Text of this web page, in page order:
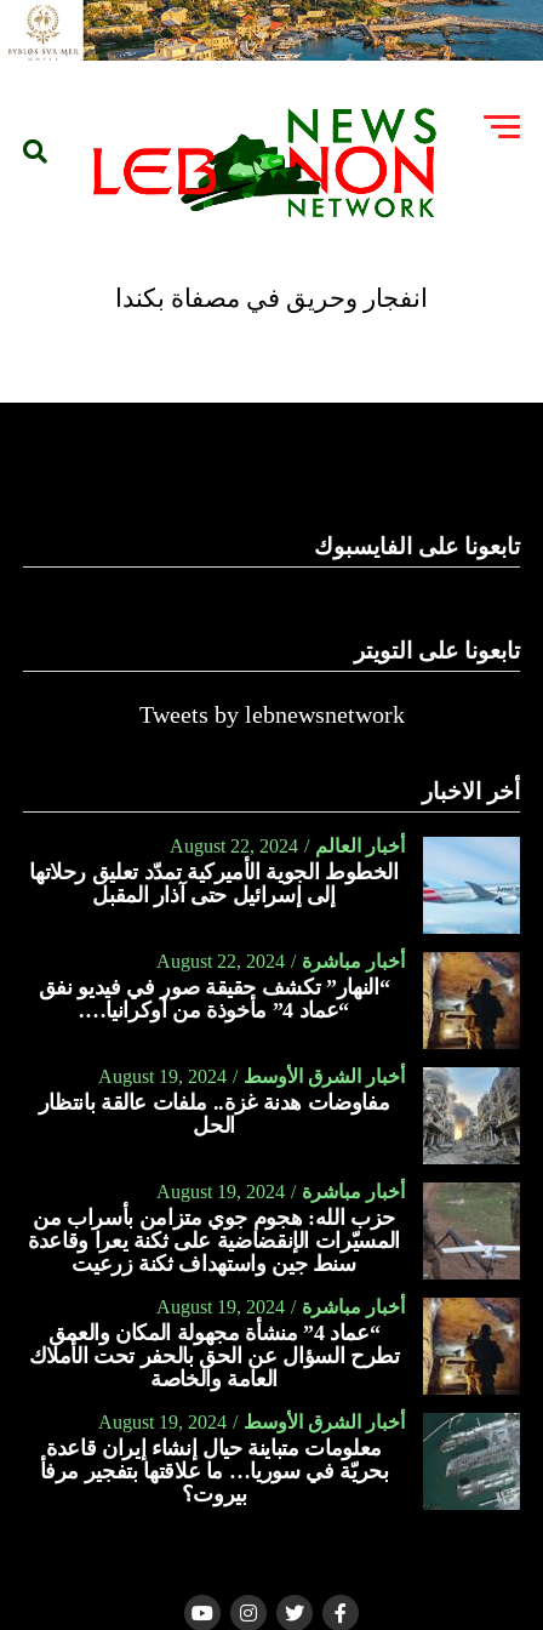
انفجار وحريق في مصفاة بكندا
تابعونا على الفايسبوك
تابعونا على التويتر
Tweets by lebnewsnetwork
أخر الاخبار
أخبار العالم August 22, 2024
الخطوط الجوية الأميركية تمدّد تعليق رحلاتها
إلى إسرائيل حتى آذار المقبل
أخبار مباشرة August 22, 2024
“النهار” تكشف حقيقة صور في فيديو نفق
“عماد 4” مأخوذة من أوكرانيا….
أخبار الشرق الأوسط August 19, 2024
مفاوضات هدنة غزة.. ملفات عالقة بانتظار
الحل
أخبار مباشرة August 19, 2024
حزب الله: هجوم جوي متزامن بأسراب من
المسيّرات الإنقضاضية على ثكنة يعرا وقاعدة
سنط جين واستهداف ثكنة زرعيت
أخبار مباشرة August 19, 2024
“عماد 4” منشأة مجهولة المكان والعمق
تطرح السؤال عن الحق بالحفر تحت الأملاك
العامة والخاصة
أخبار الشرق الأوسط August 19, 2024
معلومات متباينة حيال إنشاء إيران قاعدة
بحريّة في سوريا… ما علاقتها بتفجير مرفأ
بيروت؟